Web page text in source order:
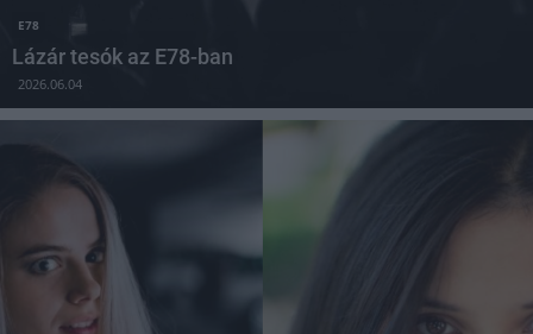
E78
Lázár tesók az E78-ban
2026.06.04